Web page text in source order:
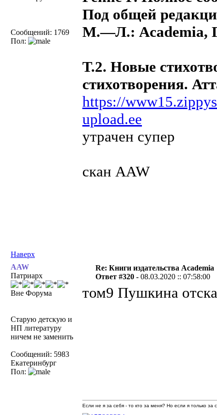
Сообщений: 1769
Пол:
Под общей
М.—Л.: Academia,
Т.2. Новые
стихотворения.
https://
upload.ee
утрачен супер
скан AAW
Наверх
AAW
Патриарх
Вне Форума
Старую детскую и
НП литературу
ничем не заменить
Сообщений: 5983
Екатеринбург
Пол:
Re: Книги издательства Academia
Ответ #320 -08.03.2020 :: 07:58:00
том9 Пушкина
Если не я за себя - то кто за меня? Но если я только